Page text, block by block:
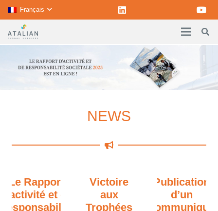
Français
NEWS
Le Rapport
d’activité et de
Victoire
aux
Trophées
Publication
d’un
communiqué